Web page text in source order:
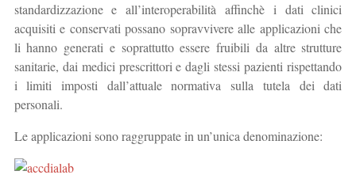
standardizzazione e all’interoperabilità affinchè i dati clinici
acquisiti e conservati possano sopravvivere alle applicazioni che
li hanno generati e soprattutto essere fruibili da altre strutture
sanitarie, dai medici prescrittori e dagli stessi pazienti rispettando
i limiti imposti dall’attuale normativa sulla tutela dei dati
personali.
Le applicazioni sono raggruppate in un’unica denominazione: